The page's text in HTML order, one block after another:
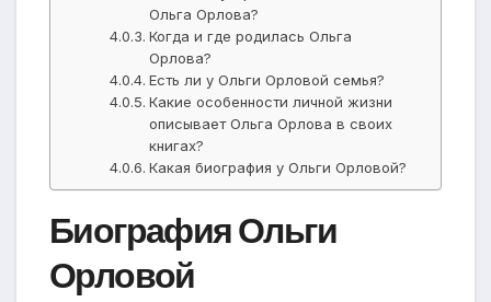
Ольга Орлова?
Когда и где родилась Ольга
Орлова?
Есть ли у Ольги Орловой семья?
Какие особенности личной жизни
описывает Ольга Орлова в своих
книгах?
Какая биография у Ольги Орловой?
Биография Ольги
Орловой